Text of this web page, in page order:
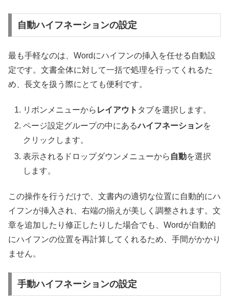
自動ハイフネーションの設定
最も手軽なのは、Wordにハイフンの挿入を任せる自動設
定です。文書全体に対して一括で処理を行ってくれるた
め、長文を扱う際にとても便利です。
リボンメニューから レイアウト タブを選択します。
ページ設定グループの中にあるハイフネーションを
クリックします。
表示されるドロップダウンメニューから 自動を選択
します。
この操作を行うだけで、文書内の適切な位置に自動的にハ
イフンが挿入され、右端の揃えが美しく調整されます。文
章を追加したり修正したりした場合でも、Wordが自動的
にハイフンの位置を再計算してくれるため、手間がかかり
ません。
手動ハイフネーションの設定